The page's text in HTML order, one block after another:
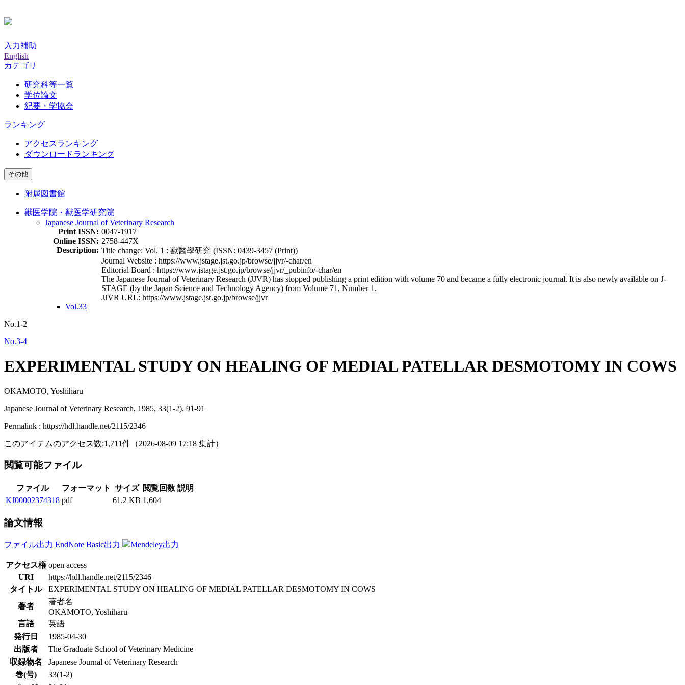
入力補助
English
カテゴリ
研究科等一覧
学位論文
紀要・学協会
ランキング
アクセスランキング
ダウンロードランキング
その他
附属図書館
獣医学院・獣医学研究院
Japanese Journal of Veterinary Research
Print ISSN: 0047-1917
Online ISSN: 2758-447X
Description: Title change: Vol. 1 : 獸醫學研究 (ISSN: 0439-3457 (Print))
Journal Website : https://www.jstage.jst.go.jp/browse/jjvr/-char/en
Editorial Board : https://www.jstage.jst.go.jp/browse/jjvr/_pubinfo/-char/en
The Japanese Journal of Veterinary Research (JJVR) has stopped publishing a print edition with volume 70 and became a fully electronic journal. It is also newly available on J-
STAGE (by the Japan Science and Technology Agency) from Volume 71, Number 1.
JJVR URL: https://www.jstage.jst.go.jp/browse/jjvr
Vol.33
No.1-2
No.3-4
EXPERIMENTAL STUDY ON HEALING OF MEDIAL PATELLAR DESMOTOMY IN COWS
OKAMOTO, Yoshiharu
Japanese Journal of Veterinary Research, 1985, 33(1-2), 91-91
Permalink : https://hdl.handle.net/2115/2346
このアイテムのアクセス数:1,711件 （2026-08-09 17:18 集計）
閲覧可能ファイル
ファイル フォーマット サイズ 閲覧回数 説明
KJ00002374318 pdf 61.2 KB 1,604
論文情報
ファイル出力 EndNote Basic出力 Mendeley出力
アクセス権 open access
URI
https://hdl.handle.net/2115/2346
タイトル
EXPERIMENTAL STUDY ON HEALING OF MEDIAL PATELLAR DESMOTOMY IN COWS
著者
著者名
OKAMOTO, Yoshiharu
言語
英語
発行日
1985-04-30
出版者
The Graduate School of Veterinary Medicine
収録物名
Japanese Journal of Veterinary Research
巻(号)
33(1-2)